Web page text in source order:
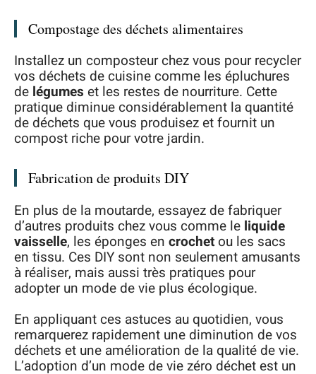
Compostage des déchets alimentaires
Installez un composteur chez vous pour recycler
vos déchets de cuisine comme les épluchures
de légumes et les restes de nourriture. Cette
pratique diminue considérablement la quantité
de déchets que vous produisez et fournit un
compost riche pour votre jardin.
Fabrication de produits DIY
En plus de la moutarde, essayez de fabriquer
d’autres produits chez vous comme le liquide
vaisselle, les éponges en crochet ou les sacs
en tissu. Ces DIY sont non seulement amusants
à réaliser, mais aussi très pratiques pour
adopter un mode de vie plus écologique.
En appliquant ces astuces au quotidien, vous
remarquerez rapidement une diminution de vos
déchets et une amélioration de la qualité de vie.
L’adoption d’un mode de vie zéro déchet est un